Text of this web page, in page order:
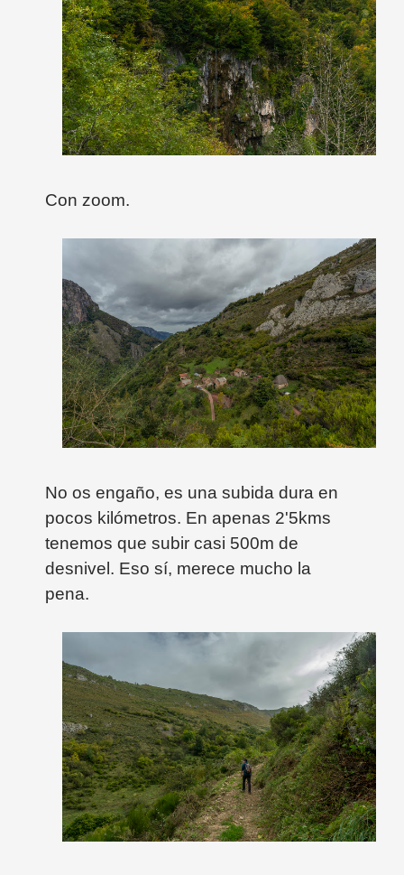
Con zoom.
No os engaño, es una subida dura en
pocos kilómetros. En apenas 2'5kms
tenemos que subir casi 500m de
desnivel. Eso sí, merece mucho la
pena.